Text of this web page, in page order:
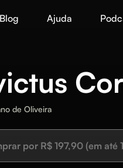
Blog Ajuda
de Oliveira
por R$ 197,90 (em até